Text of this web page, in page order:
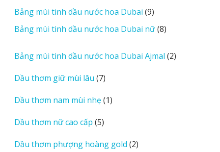
v
e
s
phẩm
Bảng mùi tinh dầu nước hoa Dubai 99
sản
phẩm
Bảng mùi tinh dầu nước hoa Dubai nữ 88
phẩm
Bảng mùi tinh dầu nước hoa Dubai Ajmal 22
Dầu thơm giữ mùi lâu 77
phẩm
Dầu thơm nam mùi nhẹ 11
Dầu thơm nữ cao cấp 55
phẩm
Dầu thơm phượng hoàng gold 22